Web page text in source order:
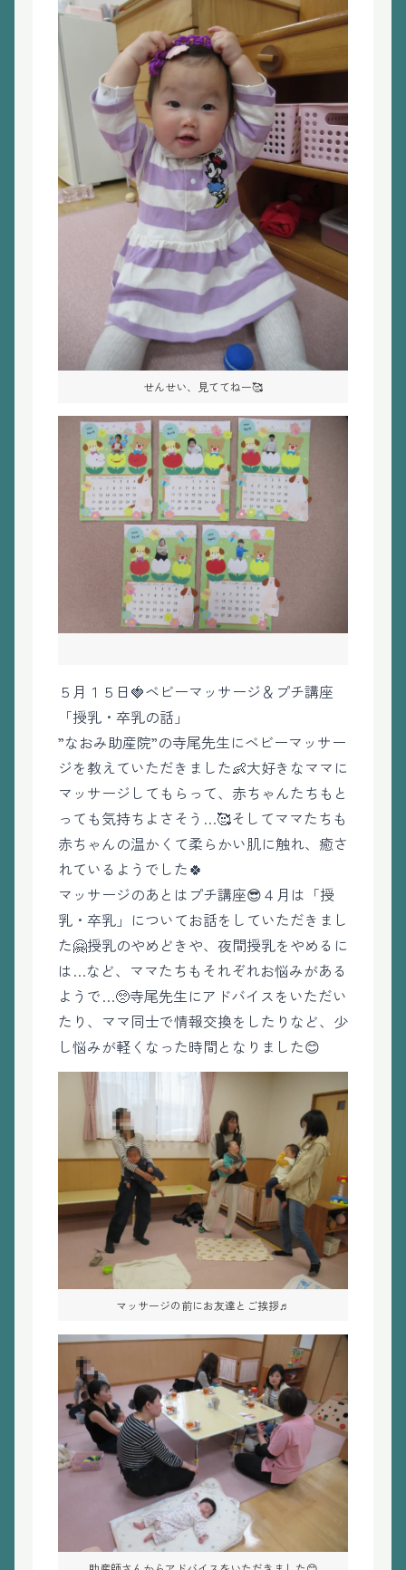
せんせい、見ててねー🥰
５月１５日🍓ベビーマッサージ＆プチ講座
「授乳・卒乳の話」
”なおみ助産院”の寺尾先生にベビーマッサー
ジを教えていただきました👶大好きなママに
マッサージしてもらって、赤ちゃんたちもと
っても気持ちよさそう…🥰そしてママたちも
赤ちゃんの温かくて柔らかい肌に触れ、癒さ
れているようでした🍀
マッサージのあとはプチ講座😎４月は「授
乳・卒乳」についてお話をしていただきまし
た🤗授乳のやめどきや、夜間授乳をやめるに
は…など、ママたちもそれぞれお悩みがある
ようで…🥺寺尾先生にアドバイスをいただい
たり、ママ同士で情報交換をしたりなど、少
し悩みが軽くなった時間となりました😊
マッサージの前にお友達とご挨拶♬